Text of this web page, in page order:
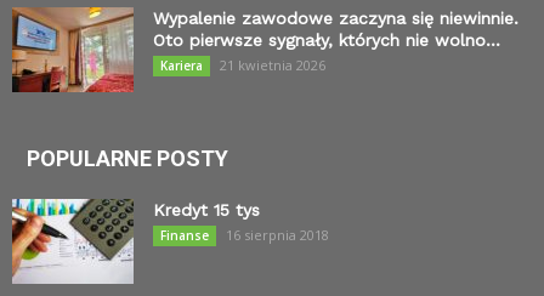
Wypalenie zawodowe zaczyna się niewinnie.
Oto pierwsze sygnały, których nie wolno...
Kariera 21 kwietnia 2026
POPULARNE POSTY
Kredyt 15 tys
Finanse 16 sierpnia 2018